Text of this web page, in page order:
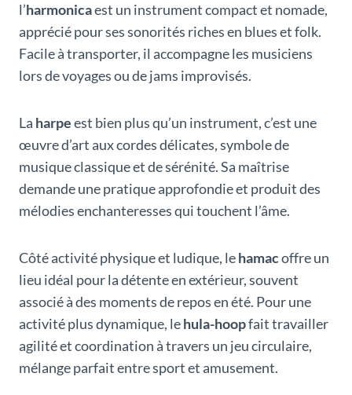
l’harmonicaest un instrument compact et nomade,
apprécié pour ses sonorités riches en blues et folk.
Facile à transporter, il accompagne les musiciens
lors de voyages ou de jams improvisés.
La harpeest bien plus qu’un instrument, c’est une
œuvre d’art aux cordes délicates, symbole de
musique classique et de sérénité. Sa maîtrise
demande une pratique approfondie et produit des
mélodies enchanteresses qui touchent l’âme.
Côté activité physique et ludique, lehamacoffre un
lieu idéal pour la détente en extérieur, souvent
associé à des moments de repos en été. Pour une
activité plus dynamique, lehula-hoopfait travailler
agilité et coordination à travers un jeu circulaire,
mélange parfait entre sport et amusement.